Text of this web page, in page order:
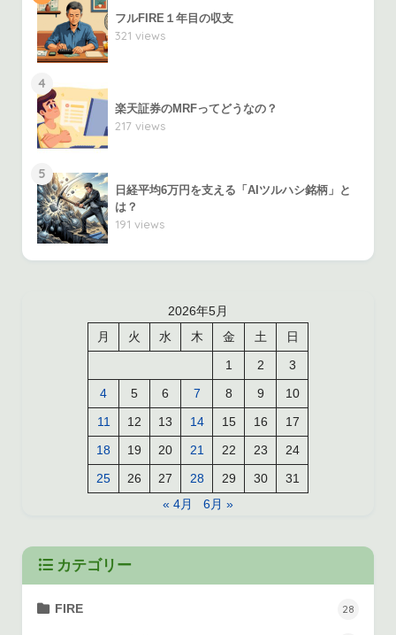
フルFIRE１年目の収支
321 views
4
楽天証券のMRFってどうなの？
217 views
5
日経平均6万円を支える「AIツルハシ銘柄」と
は？
191 views
2026年5月
月
火 水 木 金 土
日
1
2
3
4
5 6 7 8 9
10
11
12 13 14 15 16
17
18
19 20 21 22 23
24
25
26 27 28 29 30
31
« 4月
6月 »
カテゴリー
FIRE 28